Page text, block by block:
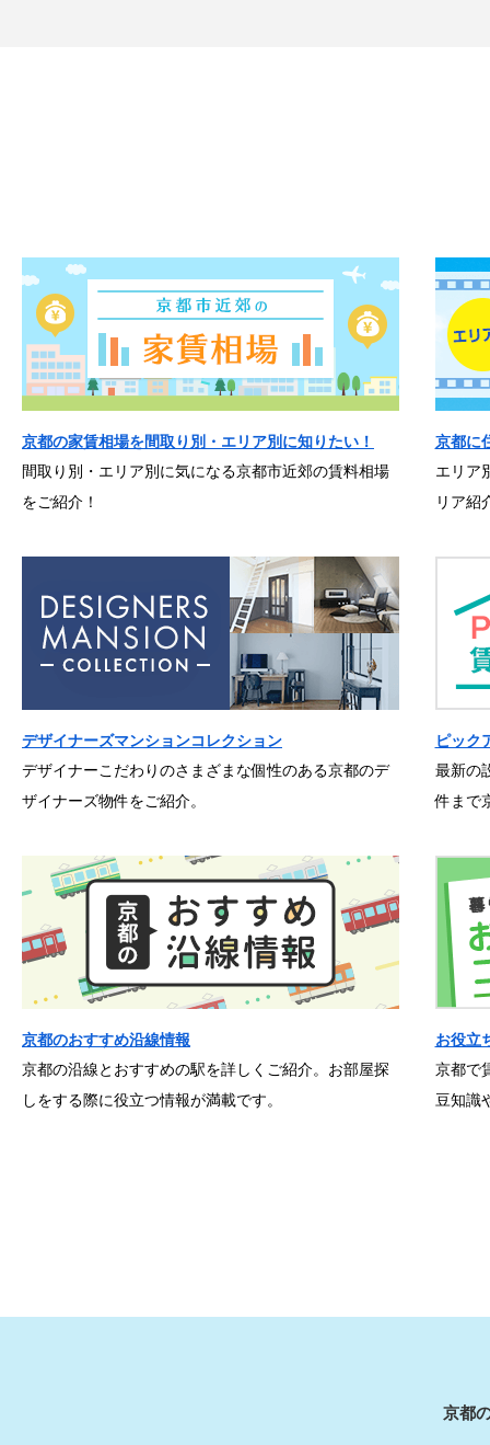
京都の家賃相場を間取り別・エリア別に知りたい！
間取り別・エリア別に気になる京都市近郊の賃料相場
をご紹介！
京都に
エリア
リア紹
デザイナーズマンションコレクション
デザイナーこだわりのさまざまな個性のある京都のデ
ザイナーズ物件をご紹介。
ピック
最新の
件まで
京都のおすすめ沿線情報
京都の沿線とおすすめの駅を詳しくご紹介。お部屋探
しをする際に役立つ情報が満載です。
お役立
京都で
豆知識
京都